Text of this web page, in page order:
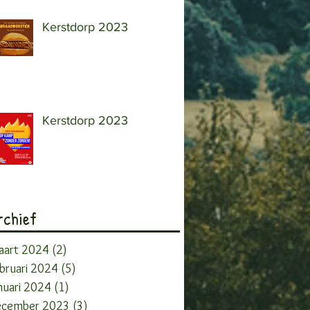
Kerstdorp 2023
Kerstdorp 2023
2024 (2)
2024 (5)
2024 (1)
2023 (3)